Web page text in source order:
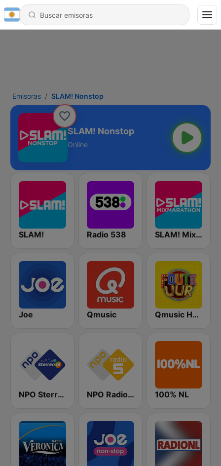
Emisoras SLAM! Nonstop
SLAM! Nonstop
Online
SLAM! Radio 538 SLAM! Mixmarathon
Joe Qmusic Qmusic Het Foute Uur
NPO Sterren NPO Radio 5 100% NL